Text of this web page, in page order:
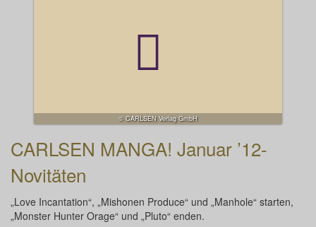
© CARLSEN Verlag GmbH
CARLSEN MANGA! Januar ’12-
Novitäten
„Love Incantation“, „Mishonen Produce“ und „Manhole“ starten,
„Monster Hunter Orage“ und „Pluto“ enden.